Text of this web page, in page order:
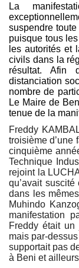
La
suspendre
puisque tous
les autorités et
civils dans la
résultat. Afin
distanciation
nombre de
Le Maire de
tenue de la
Freddy
troisième d’une
cinquième
Technique
rejoint la
qu’avait
dans les
Muhindo
manifestation
Freddy était un
mais par-
supportait pas
à Beni et